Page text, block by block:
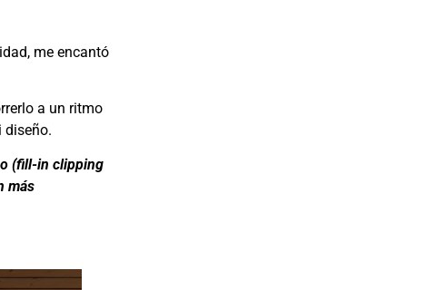
me encantó
a un ritmo
diseño.
(fill-in clipping
más